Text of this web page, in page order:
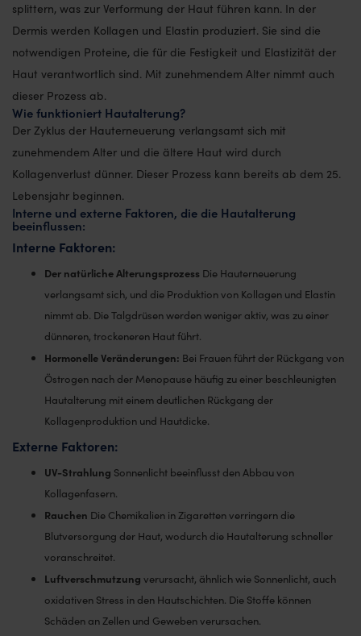
splittern, was zur Verformung der Haut führen kann. In der
Dermis werden Kollagen und Elastin produziert. Sie sind die
notwendigen Proteine, die für die Festigkeit und Elastizität der
Haut verantwortlich sind. Mit zunehmendem Alter nimmt auch
dieser Prozess ab.
Wie funktioniert Hautalterung?
Der Zyklus der Hauterneuerung verlangsamt sich mit
zunehmendem Alter und die ältere Haut wird durch
Kollagenverlust dünner. Dieser Prozess kann bereits ab dem 25.
Lebensjahr beginnen.
Interne und externe Faktoren, die die Hautalterung
beeinflussen:
Interne Faktoren:
Der natürliche Alterungsprozess Die Hauterneuerung
verlangsamt sich, und die Produktion von Kollagen und Elastin
nimmt ab. Die Talgdrüsen werden weniger aktiv, was zu einer
dünneren, trockeneren Haut führt.
Hormonelle Veränderungen: Bei Frauen führt der Rückgang von
Östrogen nach der Menopause häufig zu einer beschleunigten
Hautalterung mit einem deutlichen Rückgang der
Kollagenproduktion und Hautdicke.
Externe Faktoren:
UV-Strahlung Sonnenlicht beeinflusst den Abbau von
Kollagenfasern.
Rauchen Die Chemikalien in Zigaretten verringern die
Blutversorgung der Haut, wodurch die Hautalterung schneller
voranschreitet.
Luftverschmutzung verursacht, ähnlich wie Sonnenlicht, auch
oxidativen Stress in den Hautschichten. Die Stoffe können
Schäden an Zellen und Geweben verursachen.